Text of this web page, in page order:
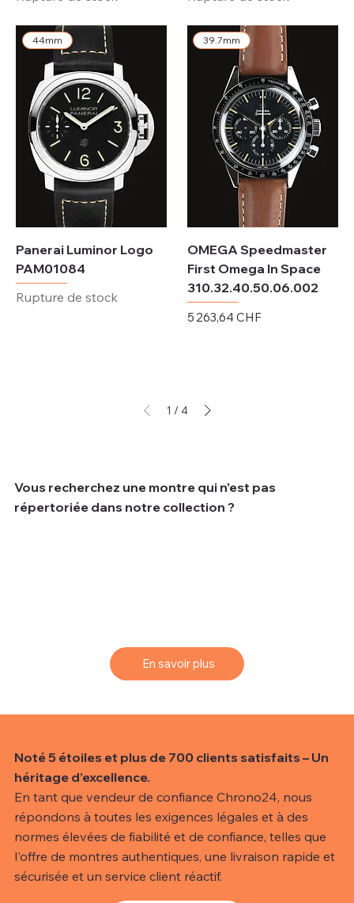
Vous recherchez une montre qui n'est pas
répertoriée dans notre collection ?
En savoir plus
44mm
Panerai Luminor Logo
PAM01084
Rupture de stock
39.7mm
OMEGA Speedmaster
First Omega In Space
310.32.40.50.06.002
Prix
5 263,64 CHF
1 / 4
Noté 5 étoiles et plus de 700 clients satisfaits – Un
héritage d’excellence.
En tant que vendeur de confiance Chrono24, nous
répondons à toutes les exigences légales et à des
normes élevées de fiabilité et de confiance, telles que
l'offre de montres authentiques, une livraison rapide et
sécurisée et un service client réactif.